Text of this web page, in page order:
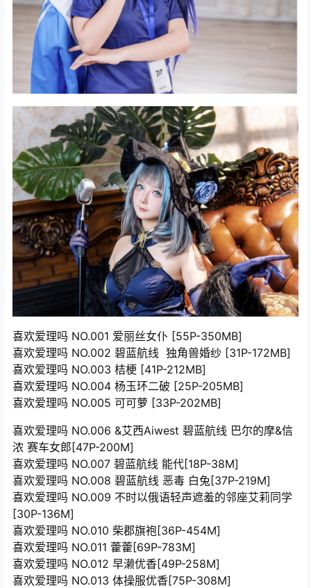
喜欢爱理吗 NO.001 爱丽丝女仆 [55P-350MB]
喜欢爱理吗 NO.002 碧蓝航线 独角兽婚纱 [31P-172MB]
喜欢爱理吗 NO.003 桔梗 [41P-212MB]
喜欢爱理吗 NO.004 杨玉环二破 [25P-205MB]
喜欢爱理吗 NO.005 可可萝 [33P-202MB]
喜欢爱理吗 NO.006 &艾西Aiwest 碧蓝航线 巴尔的摩&信
浓 赛车女郎[47P-200M]
喜欢爱理吗 NO.007 碧蓝航线 能代[18P-38M]
喜欢爱理吗 NO.008 碧蓝航线 恶毒 白兔[37P-219M]
喜欢爱理吗 NO.009 不时以俄语轻声遮羞的邻座艾莉同学
[30P-136M]
喜欢爱理吗 NO.010 柴郡旗袍[36P-454M]
喜欢爱理吗 NO.011 藿藿[69P-783M]
喜欢爱理吗 NO.012 早濑优香[49P-258M]
喜欢爱理吗 NO.013 体操服优香[75P-308M]